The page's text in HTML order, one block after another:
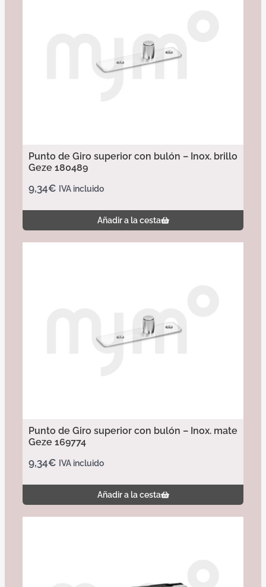
Punto de Giro superior con bulón – Inox. brillo
Geze 180489
9,34€ IVA incluido
Añadir a la cesta
Punto de Giro superior con bulón – Inox. mate
Geze 169774
9,34€ IVA incluido
Añadir a la cesta